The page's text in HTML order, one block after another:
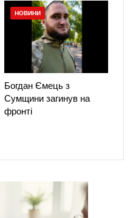
НОВИНИ
Богдан Ємець з
Сумщини загинув на
фронті